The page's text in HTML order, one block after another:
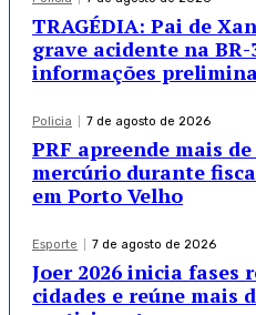
TRAGÉDIA: Pai de
grave acidente na BR-
informações
Policia 7 de agosto de 2026
PRF apreende mais
mercúrio durante
em Porto Velho
Esporte 7 de agosto de 2026
Joer 2026 inicia fases
cidades e reúne mais